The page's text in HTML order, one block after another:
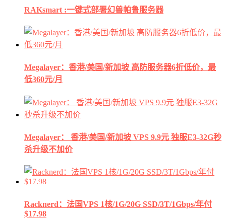
RAKsmart :一键式部署幻兽帕鲁服务器
Megalayer：香港/美国/新加坡 高防服务器6折低价，最
低360元/月
Megalayer： 香港/美国/新加坡 VPS 9.9元 独服E3-32G秒
杀升级不加价
Racknerd：法国VPS 1核/1G/20G SSD/3T/1Gbps/年付
$17.98